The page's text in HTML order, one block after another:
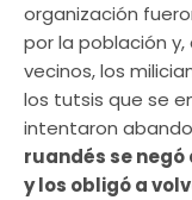
organización
por la población
vecinos, los
los tutsis que se
intentaron
ruandés se
y los obligó a